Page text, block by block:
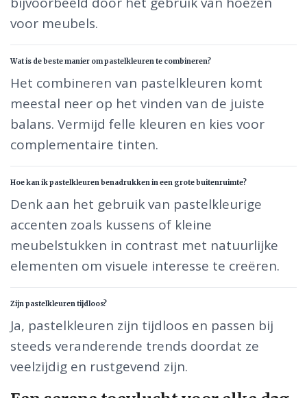
voor meubels.
Wat is de beste manier om pastelkleuren te combineren?
Het combineren van pastelkleuren komt
meestal neer op het vinden van de juiste
balans. Vermijd felle kleuren en kies voor
complementaire tinten.
Hoe kan ik pastelkleuren benadrukken in een grote buitenruimte?
Denk aan het gebruik van pastelkleurige
accenten zoals kussens of kleine
meubelstukken in contrast met natuurlijke
elementen om visuele interesse te creëren.
Zijn pastelkleuren tijdloos?
Ja, pastelkleuren zijn tijdloos en passen bij
steeds veranderende trends doordat ze
veelzijdig en rustgevend zijn.